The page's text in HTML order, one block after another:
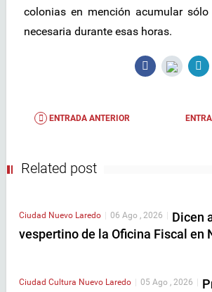
colonias en mención acumular
necesaria durante esas horas.
ENTRADA ANTERIOR
Related post
Ciudad Nuevo Laredo 06 Ago , 2026
Dicen
vespertino de la Oficina Fiscal en
Ciudad Cultura Nuevo Laredo | 05 Ago , 2026 |